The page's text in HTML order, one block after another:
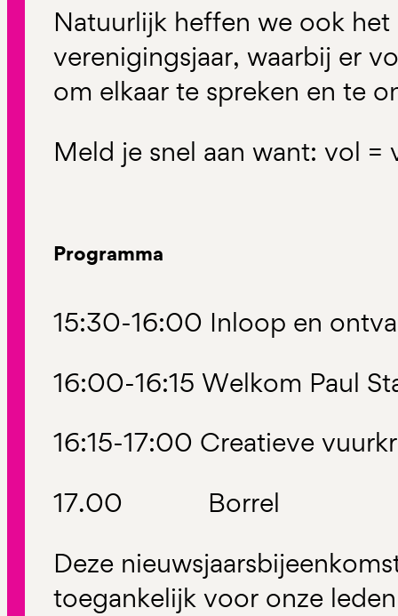
Natuurlijk heffen we ook
verenigingsjaar, waarbij er
om elkaar te spreken en te
Meld je snel aan want: vol =
Programma
15:30-16:00 Inloop en
16:00-16:15 Welkom Paul
16:15-17:00 Creatieve
17.00 Borrel
Deze
toegankelijk voor onze